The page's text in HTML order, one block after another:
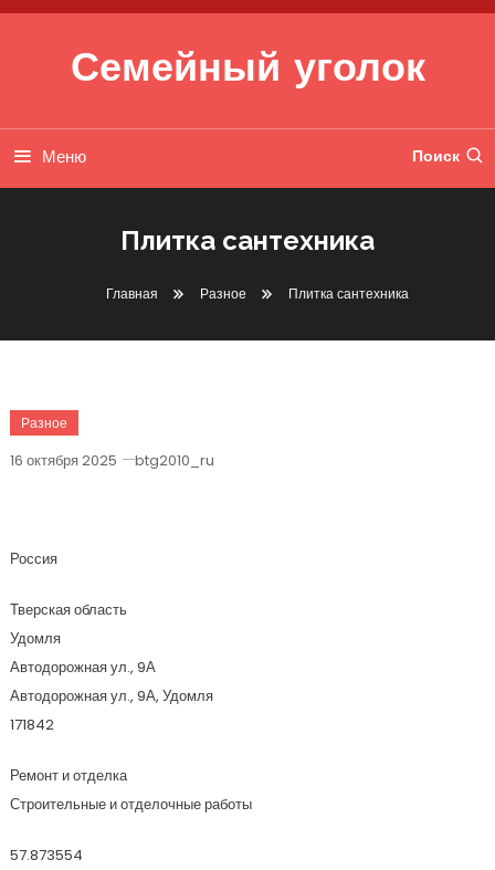
Перейти к содержимому
Семейный уголок
Меню Поиск
Плитка сантехника
Главная Разное Плитка сантехника
Разное
16 октября 2025 btg2010_ru
Россия
Тверская область
Удомля
Автодорожная ул., 9А
Автодорожная ул., 9А, Удомля
171842
Ремонт и отделка
Строительные и отделочные работы
57.873554